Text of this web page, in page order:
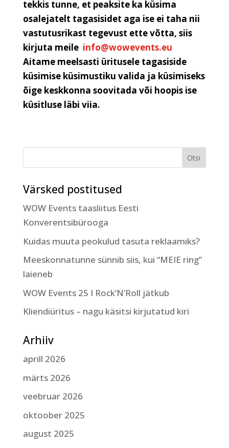
tekkis tunne, et peaksite ka küsima
osalejatelt tagasisidet aga ise ei taha nii
vastutusrikast tegevust ette võtta, siis
kirjuta meile info@wowevents.eu
Aitame meelsasti üritusele tagasiside
küsimise küsimustiku valida ja küsimiseks
õige keskkonna soovitada või hoopis ise
küsitluse läbi viia.
Värsked postitused
WOW Events taasliitus Eesti
Konverentsibürooga
Kuidas muuta peokulud tasuta reklaamiks?
Meeskonnatunne sünnib siis, kui “MEIE ring”
laieneb
WOW Events 25 I Rock’N’Roll jätkub
Kliendiüritus – nagu käsitsi kirjutatud kiri
Arhiiv
aprill 2026
märts 2026
veebruar 2026
oktoober 2025
august 2025